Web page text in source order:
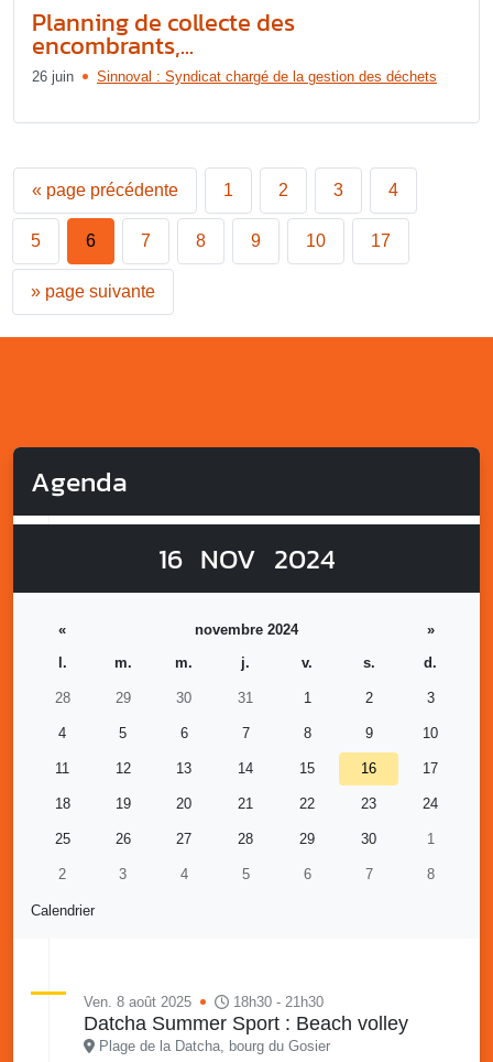
Planning de collecte des
encombrants,...
26 juin Sinnoval : Syndicat chargé de la gestion des déchets
« page précédente 1 2 3 4
5 6 7 8 9 10 17
» page suivante
Agenda
16 NOV 2024
Calendrier
« novembre 2024
»
l.
m. m. j. v. s. d.
28 29 30 31 1 2 3
4 5 6 7 8 9 10
11 12 13 14 15 16 17
18 19 20 21 22 23 24
25 26 27 28 29 30 1
2 3 4 5 6 7 8
Ven. 8 août 2025 18h30 - 21h30
Datcha Summer Sport : Beach volley
Plage de la Datcha, bourg du Gosier